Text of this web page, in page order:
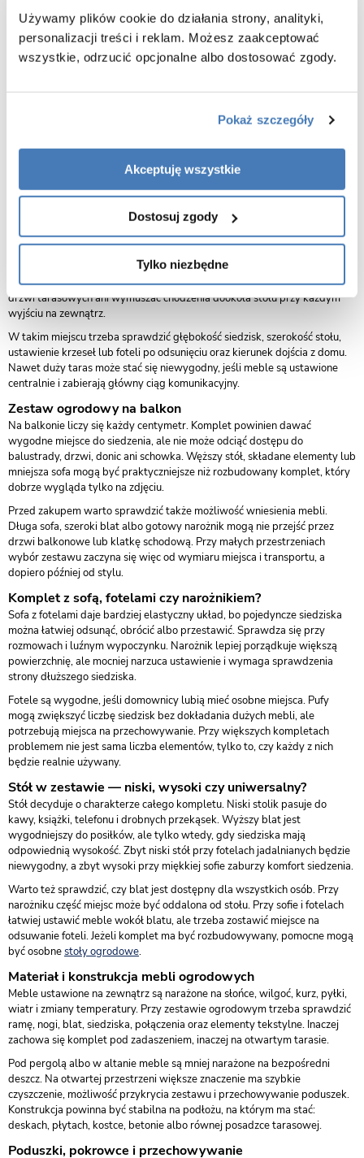
Używamy plików cookie do działania strony, analityki,
personalizacji treści i reklam. Możesz zaakceptować
wszystkie, odrzucić opcjonalne albo dostosować zgody.
Pokaż szczegóły
Akceptuję wszystkie
Dostosuj zgody
Tylko niezbędne
Najpierw sposób korzystania, później liczba elementów
Do posiłków potrzebny jest stabilny stół o wysokości dopasowanej do
siedzenia. Do odpoczynku ważniejsza będzie głębokość siedziska,
oparcie, poduszki i możliwość wygodnego rozłożenia nóg. Zestaw
różnica między układem jadalnianym a wypoczynkowym jest bardzo
wysokość blatu i dostęp do stołu z każdej strony. Jeżeli ważniejszy jest
relaks, większe znaczenie będą miały miękkie siedziska, fotele, sofa,
narożnik albo pufy. Przy takich decyzjach dobrym punktem porównania są
sofy ogrodoweoraznarożniki ogrodowe, bo pokazują dwa różne sposoby
budowania miejsca do siedzenia.
Zestaw na taras przy domu
między wnętrzem a ogrodem, miejscem na kawę, posiłek, odpoczynek i
czasem także strefą przy grillu. Zestaw ogrodowy nie powinien blokować
drzwi tarasowych ani wymuszać chodzenia dookoła stołu przy każdym
wyjściu na zewnątrz.
W takim miejscu trzeba sprawdzić głębokość siedzisk, szerokość stołu,
ustawienie krzeseł lub foteli po odsunięciu oraz kierunek dojścia z domu.
Nawet duży taras może stać się niewygodny, jeśli meble są ustawione
centralnie i zabierają główny ciąg komunikacyjny.
Zestaw ogrodowy na balkon
Na balkonie liczy się każdy centymetr. Komplet powinien dawać
wygodne miejsce do siedzenia, ale nie może odciąć dostępu do
balustrady, drzwi, donic ani schowka. Węższy stół, składane elementy lub
mniejsza sofa mogą być praktyczniejsze niż rozbudowany komplet, który
dobrze wygląda tylko na zdjęciu.
Przed zakupem warto sprawdzić także możliwość wniesienia mebli.
Długa sofa, szeroki blat albo gotowy narożnik mogą nie przejść przez
drzwi balkonowe lub klatkę schodową. Przy małych przestrzeniach
wybór zestawu zaczyna się więc od wymiaru miejsca i transportu, a
dopiero później od stylu.
Komplet z sofą, fotelami czy narożnikiem?
Sofa z fotelami daje bardziej elastyczny układ, bo pojedyncze siedziska
można łatwiej odsunąć, obrócić albo przestawić. Sprawdza się przy
rozmowach i luźnym wypoczynku. Narożnik lepiej porządkuje większą
powierzchnię, ale mocniej narzuca ustawienie i wymaga sprawdzenia
strony dłuższego siedziska.
Fotele są wygodne, jeśli domownicy lubią mieć osobne miejsca. Pufy
mogą zwiększyć liczbę siedzisk bez dokładania dużych mebli, ale
potrzebują miejsca na przechowywanie. Przy większych kompletach
problemem nie jest sama liczba elementów, tylko to, czy każdy z nich
będzie realnie używany.
Stół w zestawie — niski, wysoki czy uniwersalny?
Stół decyduje o charakterze całego kompletu. Niski stolik pasuje do
kawy, książki, telefonu i drobnych przekąsek. Wyższy blat jest
wygodniejszy do posiłków, ale tylko wtedy, gdy siedziska mają
odpowiednią wysokość. Zbyt niski stół przy fotelach jadalnianych będzie
niewygodny, a zbyt wysoki przy miękkiej sofie zaburzy komfort siedzenia.
Warto też sprawdzić, czy blat jest dostępny dla wszystkich osób. Przy
narożniku część miejsc może być oddalona od stołu. Przy sofie i fotelach
łatwiej ustawić meble wokół blatu, ale trzeba zostawić miejsce na
odsuwanie foteli. Jeżeli komplet ma być rozbudowywany, pomocne mogą
być osobnestoły ogrodowe.
Materiał i konstrukcja mebli ogrodowych
Meble ustawione na zewnątrz są narażone na słońce, wilgoć, kurz, pyłki,
wiatr i zmiany temperatury. Przy zestawie ogrodowym trzeba sprawdzić
ramę, nogi, blat, siedziska, połączenia oraz elementy tekstylne. Inaczej
zachowa się komplet pod zadaszeniem, inaczej na otwartym tarasie.
Pod pergolą albo w altanie meble są mniej narażone na bezpośredni
deszcz. Na otwartej przestrzeni większe znaczenie ma szybkie
czyszczenie, możliwość przykrycia zestawu i przechowywanie poduszek.
Konstrukcja powinna być stabilna na podłożu, na którym ma stać:
deskach, płytach, kostce, betonie albo równej posadzce tarasowej.
Poduszki, pokrowce i przechowywanie